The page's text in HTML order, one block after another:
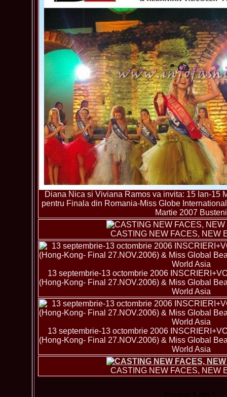
Diana Nica si Viviana Ramos va invita: 15 Ian-15
pentru Finala din Romania-Miss Globe
Martie 2007 Busteni
CASTING NEW FACES, NEW
13 septembrie-13 octombrie 2006
(Hong-Kong- Final 27.NOV.2006) & Miss Global
World Asia
13 septembrie-13 octombrie 2006
(Hong-Kong- Final 27.NOV.2006) & Miss Global
World Asia
CASTING NEW FACES, NEW